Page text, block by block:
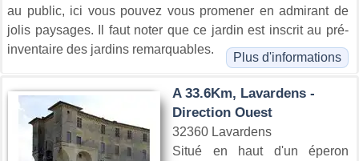
au public, ici vous pouvez vous promener en admirant de
jolis paysages. Il faut noter que ce jardin est inscrit au pré-
inventaire des jardins remarquables.
Plus d'informations
A 33.6Km, Lavardens -
Direction Ouest
32360 Lavardens
Situé en haut d'un éperon